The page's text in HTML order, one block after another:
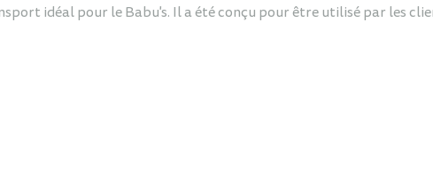
idéal pour le Babu's. Il a été conçu pour être utilisé par les